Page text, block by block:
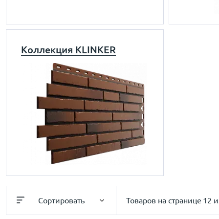
Коллекция KLINKER
Сортировать Товаров на странице 12